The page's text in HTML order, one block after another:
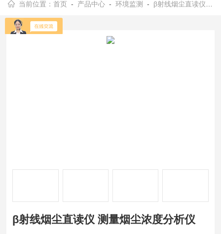
当前位置：首页 - 产品中心 -环境监测 - β射线烟尘直读仪
β射线烟尘直读仪 测量烟尘浓度分析仪